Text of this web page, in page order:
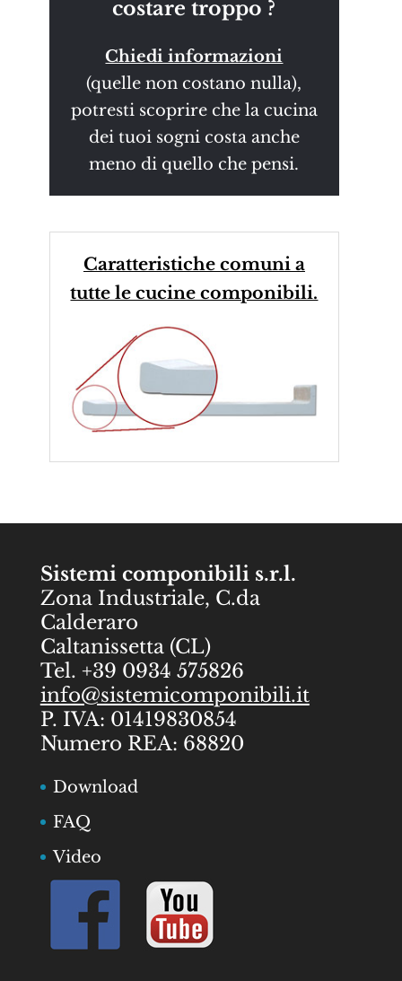
costare troppo ?
Chiedi informazioni
(quelle non costano nulla),
potresti scoprire che la cucina
dei tuoi sogni costa anche
meno di quello che pensi.
Caratteristiche comuni a
tutte le cucine componibili.
Sistemi componibili s.r.l.
Zona Industriale, C.da
Calderaro
Caltanissetta (CL)
Tel. +39 0934 575826
info@sistemicomponibili.it
P. IVA: 01419830854
Numero REA: 68820
Download
FAQ
Video